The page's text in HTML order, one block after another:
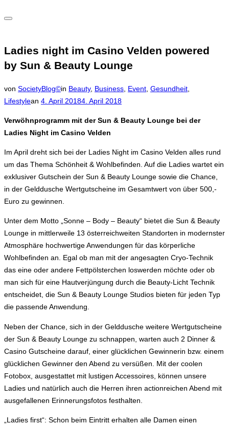
Seitenleiste
umschalten
Ladies night im Casino Velden powered
by Sun & Beauty Lounge
von SocietyBlog©in Beauty, Business Event Gesundheit
Lifestylean Veröffentlicht
4. April 20184. April 2018
Verwöhnprogramm mit der Sun & Beauty Lounge bei der
Ladies Night im Casino Velden
Im April dreht sich bei der Ladies Night im Casino Velden alles rund
um das Thema Schönheit & Wohlbefinden. Auf die Ladies wartet ein
exklusiver Gutschein der Sun & Beauty Lounge sowie die Chance,
in der Gelddusche Wertgutscheine im Gesamtwert von über 500,-
Euro zu gewinnen.
Unter dem Motto „Sonne – Body – Beauty“ bietet die Sun & Beauty
Lounge in mittlerweile 13 österreichweiten Standorten in modernster
Atmosphäre hochwertige Anwendungen für das körperliche
Wohlbefinden an. Egal ob man mit der angesagten Cryo-Technik
das eine oder andere Fettpölsterchen loswerden möchte oder ob
man sich für eine Hautverjüngung durch die Beauty-Licht Technik
entscheidet, die Sun & Beauty Lounge Studios bieten für jeden Typ
die passende Anwendung.
Neben der Chance, sich in der Gelddusche weitere Wertgutscheine
der Sun & Beauty Lounge zu schnappen, warten auch 2 Dinner &
Casino Gutscheine darauf, einer glücklichen Gewinnerin bzw. einem
glücklichen Gewinner den Abend zu versüßen. Mit der coolen
Fotobox, ausgestattet mit lustigen Accessoires, können unsere
Ladies und natürlich auch die Herren ihren actionreichen Abend mit
ausgefallenen Erinnerungsfotos festhalten.
„Ladies first“: Schon beim Eintritt erhalten alle Damen einen